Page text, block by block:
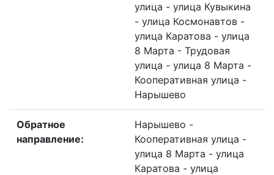
улица - улица Кувыкина
- улица Космонавтов -
улица Каратова - улица
8 Марта - Трудовая
улица - улица 8 Марта -
Кооперативная улица -
Нарышево
Обратное
направление:
Нарышево -
Кооперативная улица -
улица 8 Марта - улица
Каратова - улица